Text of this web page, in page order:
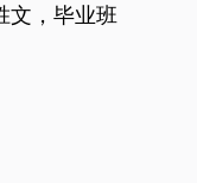
文，毕业班